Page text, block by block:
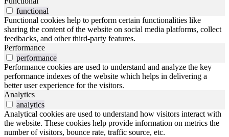
functional
Functional cookies help to perform certain functionalities like
sharing the content of the website on social media platforms, collect
feedbacks, and other third-party features.
Performance
performance
Performance cookies are used to understand and analyze the key
performance indexes of the website which helps in delivering a
better user experience for the visitors.
Analytics
analytics
Analytical cookies are used to understand how visitors interact with
the website. These cookies help provide information on metrics the
number of visitors, bounce rate, traffic source, etc.